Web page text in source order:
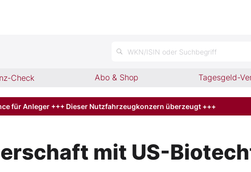
WKN/ISIN oder Suchbegriff
Check Abo & Shop Tagesgeld-
für Anleger +++ Dieser Nutzfahrzeugkonzern überzeugt +++
mit US-